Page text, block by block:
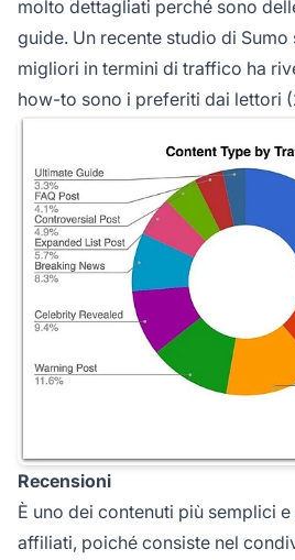
molto dettagliati perché sono
guide. Un recente studio di
migliori in termini di traffico ha
how-to sono i preferiti dai lettori
Recensioni
È uno dei contenuti più semplici
affiliati, poiché consiste nel